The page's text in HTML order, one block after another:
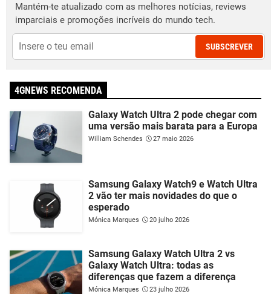
Mantém-te atualizado com as melhores notícias, reviews
imparciais e promoções incríveis do mundo tech.
SUBSCREVER
4GNEWS RECOMENDA
Galaxy Watch Ultra 2 pode chegar com
uma versão mais barata para a Europa
William Schendes 27 maio 2026
Samsung Galaxy Watch9 e Watch Ultra
2 vão ter mais novidades do que o
esperado
Mónica Marques 20 julho 2026
Samsung Galaxy Watch Ultra 2 vs
Galaxy Watch Ultra: todas as
diferenças que fazem a diferença
Mónica Marques 23 julho 2026